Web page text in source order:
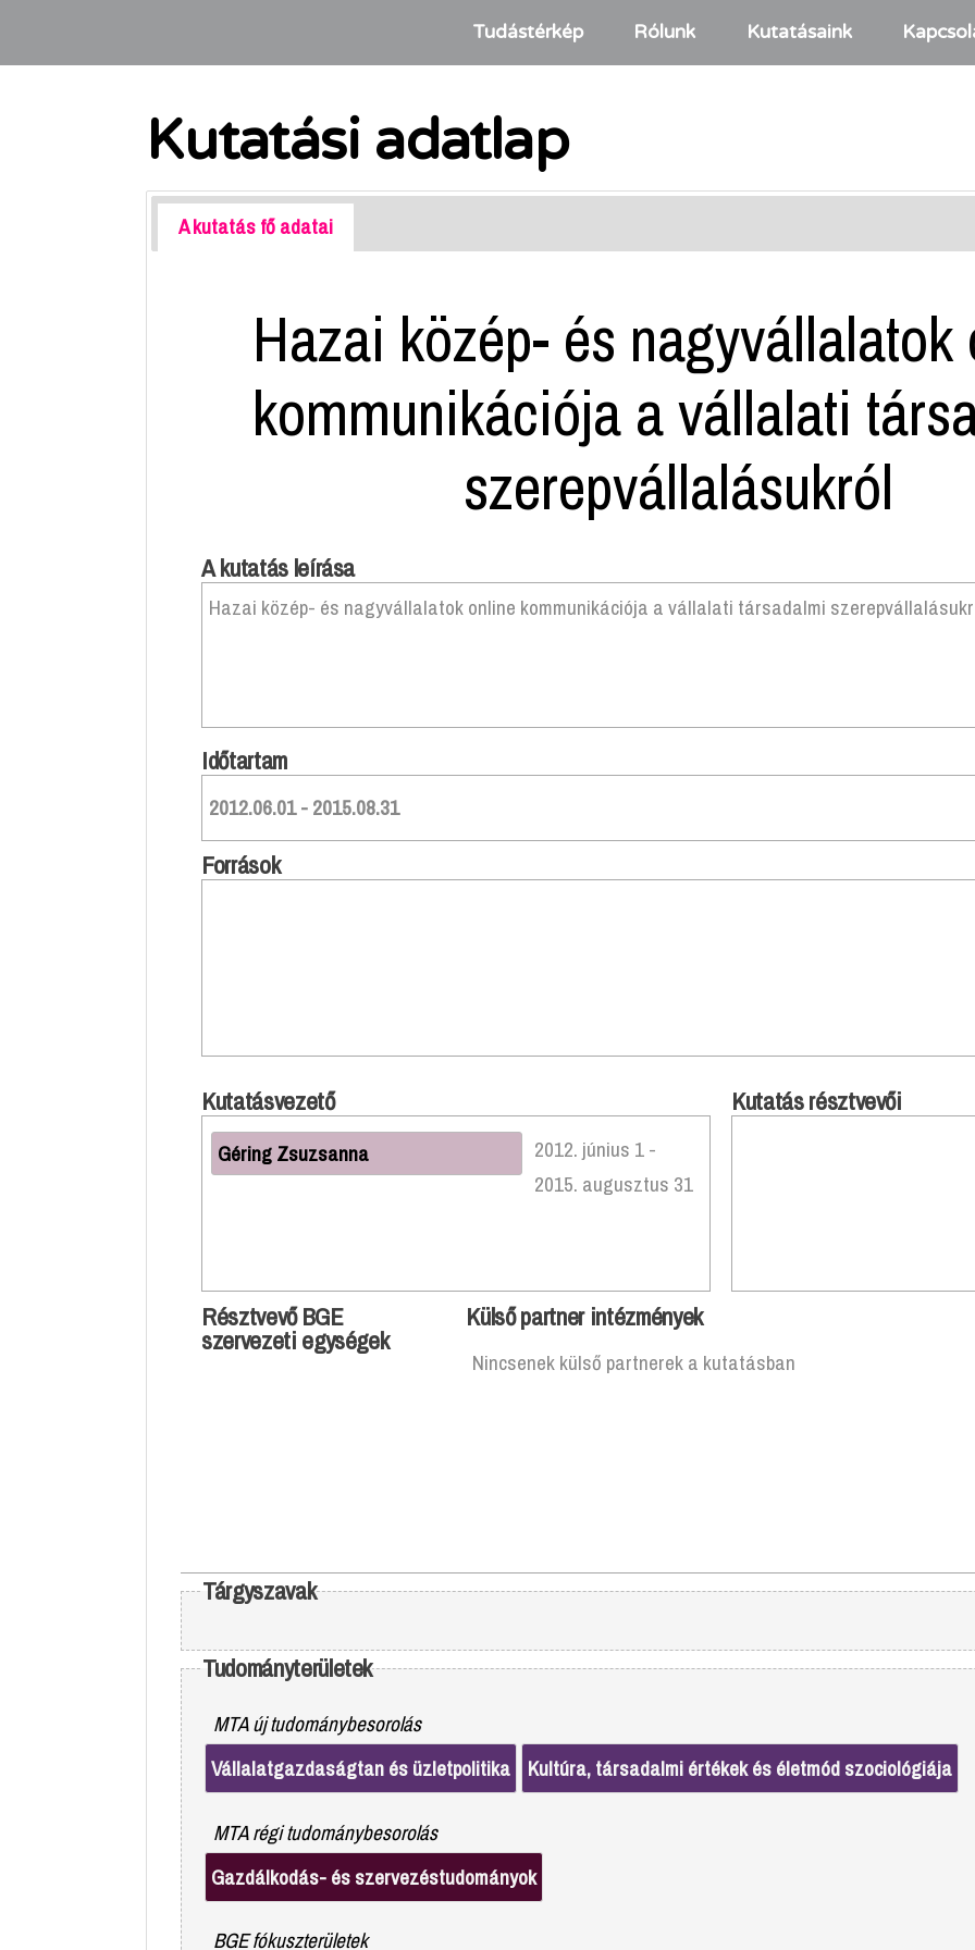
Tudástérkép Rólunk Kutatásaink
Kutatási adatlap
A kutatás fő adatai
Hazai közép- és nagyvállalatok
kommunikációja a vállalati
szerepvállalásukról
A kutatás leírása
Hazai közép- és nagyvállalatok online kommunikációja a vállalati társadalmi
Időtartam
2012.06.01 - 2015.08.31
Források
Kutatásvezető
Géring Zsuzsanna
2012. június 1 -
2015. augusztus 31
Kutatás résztvevői
Résztvevő BGE
szervezeti egységek
Külső partner intézmények
Nincsenek külső partnerek a kutatásban
Tárgyszavak
Tudományterületek
MTA új tudománybesorolás
Vállalatgazdaságtan és üzletpolitika
Kultúra, társadalmi értékek és életmód szociológiája
MTA régi tudománybesorolás
Gazdálkodás- és szervezéstudományok
BGE fókuszterületek